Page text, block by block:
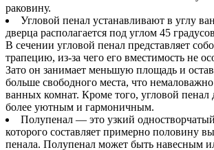
раковину.
Угловой пенал устанавливают в углу
дверца располагается под углом 45
В сечении угловой пенал представляет
трапецию, из-за чего его вместимость не
Зато он занимает меньшую площадь и
больше свободного места, что
ванных комнат. Кроме того, угловой пенал
более уютным и гармоничным.
Полупенал — это узкий
которого составляет примерно половину
пенала. Полупенал может быть навесным